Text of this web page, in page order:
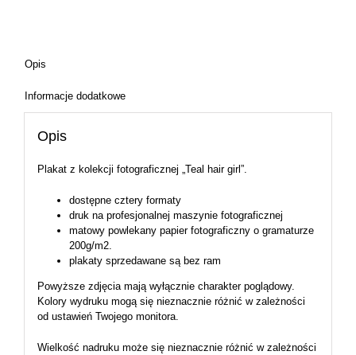
Opis
Informacje dodatkowe
Opis
Plakat z kolekcji fotograficznej „Teal hair girl”.
dostępne cztery formaty
druk na profesjonalnej maszynie fotograficznej
matowy powlekany papier fotograficzny o gramaturze
200g/m2.
plakaty sprzedawane są bez ram
Powyższe zdjęcia mają wyłącznie charakter poglądowy.
Kolory wydruku mogą się nieznacznie różnić w zależności
od ustawień Twojego monitora.
Wielkość nadruku może się nieznacznie różnić w zależności